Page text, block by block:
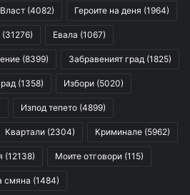
Власт (4082) Героите на деня (1964)
(31276) Евала (1067)
(8399) Забравеният град (1825)
(1358) Избори (5020)
Изпод тепето (4899)
Квартали (2304) Криминале (5962)
(12138) Моите отговори (115)
смяна (1484)